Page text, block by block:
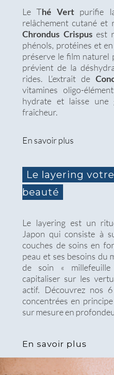
Le Thé Vert purifie
relâchement cutané et
Chrondus Crispusest
phénols, protéines et
préserve le film naturel
prévient de la
rides. L’extrait de
vitamines oligo-
hydrate et laisse une
fraîcheur.
En savoir plus
Le layering
beauté
Le layering est un
Japon qui consiste à
couches de soins en
peau et ses besoins du
de soin «
capitaliser sur les
actif. Découvrez nos
concentrées en
sur mesure en
En savoir plus